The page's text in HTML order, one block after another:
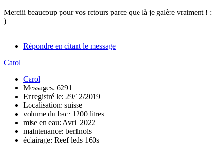
Merciii beaucoup pour vos retours parce que là je galère vraiment ! :
)
Répondre en citant le message
Carol
Carol
Messages: 6291
Enregistré le: 29/12/2019
Localisation: suisse
volume du bac: 1200 litres
mise en eau: Avril 2022
maintenance: berlinois
éclairage: Reef leds 160s